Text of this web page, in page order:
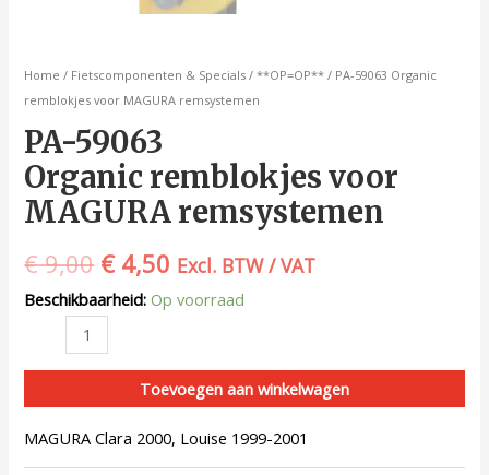
Home / Fietscomponenten & Specials /**OP=OP** / PA-59063 Organic
remblokjes voor MAGURA remsystemen
PA-59063
Organic remblokjes voor
MAGURA remsystemen
€9,00 €4,50 Excl. BTW / VAT
Beschikbaarheid: Op voorraad
Toevoegen aan winkelwagen
MAGURA Clara 2000, Louise 1999-2001